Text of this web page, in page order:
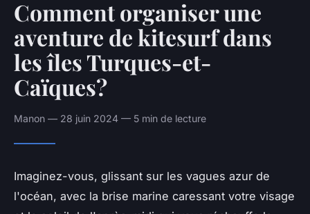
Comment organiser une
aventure de kitesurf dans
les îles Turques-et-
Caïques?
Manon — 28 juin 2024 — 5 min de lecture
Imaginez-vous, glissant sur les vagues azur de
l'océan, avec la brise marine caressant votre visage